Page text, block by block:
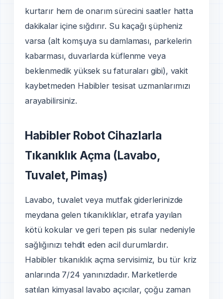
kurtarır hem de onarım sürecini saatler hatta
dakikalar içine sığdırır. Su kaçağı şüpheniz
varsa (alt komşuya su damlaması, parkelerin
kabarması, duvarlarda küflenme veya
beklenmedik yüksek su faturaları gibi), vakit
kaybetmeden Habibler tesisat uzmanlarımızı
arayabilirsiniz.
Habibler Robot Cihazlarla
Tıkanıklık Açma (Lavabo,
Tuvalet, Pimaş)
Lavabo, tuvalet veya mutfak giderlerinizde
meydana gelen tıkanıklıklar, etrafa yayılan
kötü kokular ve geri tepen pis sular nedeniyle
sağlığınızı tehdit eden acil durumlardır.
Habibler tıkanıklık açma servisimiz, bu tür kriz
anlarında 7/24 yanınızdadır. Marketlerde
satılan kimyasal lavabo açıcılar, çoğu zaman